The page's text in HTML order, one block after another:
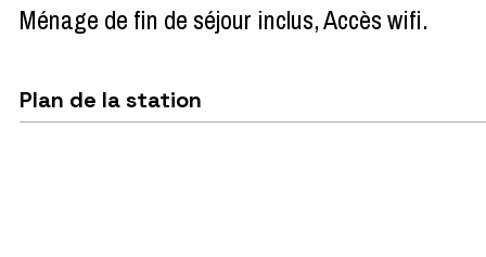
Ménage de fin de séjour inclus Accès wifi
Plan de la station